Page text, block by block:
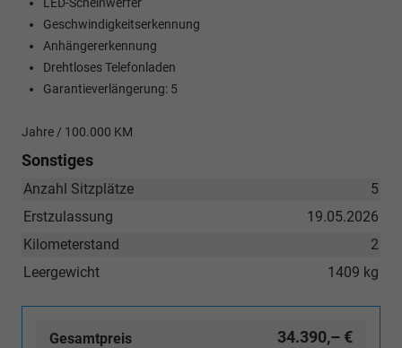
Geschwindigkeitserkennung
Anhängererkennung
Drehtloses Telefonladen
Garantieverlängerung: 5
Jahre / 100.000 KM
Sonstiges
5
Anzahl Sitzplätze
19.05.2026
Erstzulassung
2
Kilometerstand
1409 kg
Leergewicht
Gesamtpreis 34.390,– €